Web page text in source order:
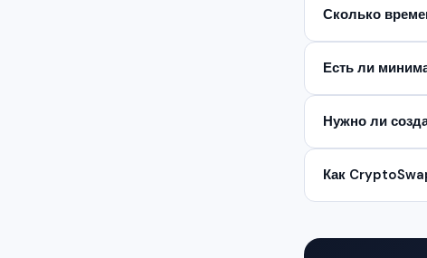
Сколько
Есть ли
Нужно ли
Как